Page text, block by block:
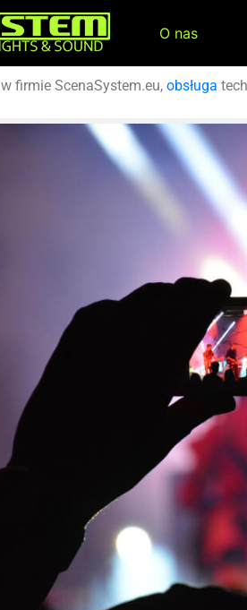
O nas
w firmie ScenaSystem.eu, obsługa